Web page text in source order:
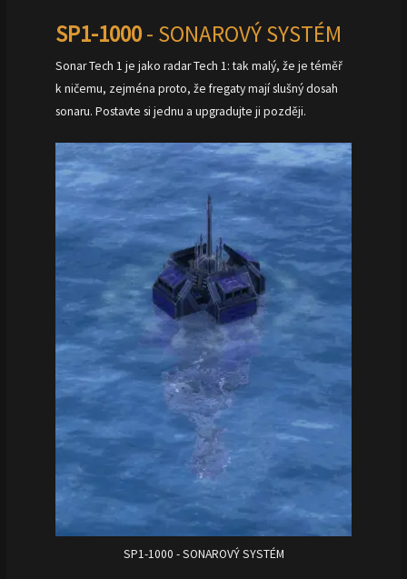
SP1-1000- SONAROVÝ SYSTÉM
Sonar Tech 1 je jako radar Tech 1: tak malý, že je téměř
k ničemu, zejména proto, že fregaty mají slušný dosah
sonaru. Postavte si jednu a upgradujte ji později.
SP1-1000 - SONAROVÝ SYSTÉM